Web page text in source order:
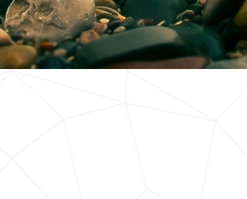
信息爆炸时代，信息传递是否做到更新、
快